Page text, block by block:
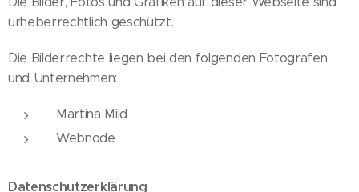
urheberrechtlich geschützt.
Die Bilderrechte liegen bei den folgenden Fotografen
und Unternehmen:
Martina Mild
Webnode
Datenschutzerklärung